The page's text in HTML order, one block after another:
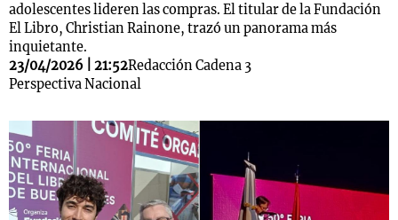
adolescentes lideren las compras. El titular de la Fundación
El Libro, Christian Rainone, trazó un panorama más
inquietante.
23/04/2026 | 21:52Redacción Cadena 3
Perspectiva Nacional